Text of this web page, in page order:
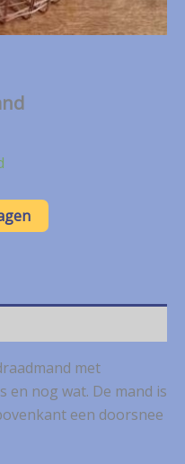
met
en nog wat. De mand is
een doorsnee